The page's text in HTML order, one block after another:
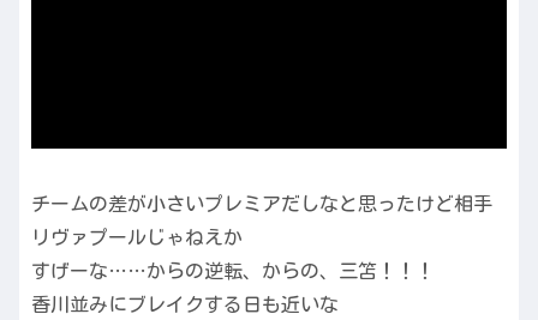
チームの差が小さいプレミアだしなと思ったけど相手
リヴァプールじゃねえか
すげーな……からの逆転、からの、三笘！！！
香川並みにブレイクする日も近いな